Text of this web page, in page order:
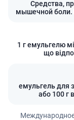
Средства,
мышечной боли.
1 г емульгелю
що
емульгель для
або 100 г